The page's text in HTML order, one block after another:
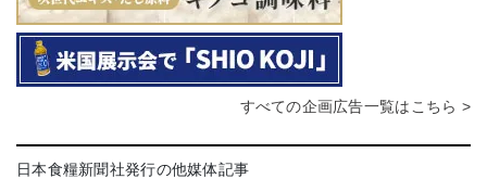
すべての企画広告一覧はこちら >
日本食糧新聞社発行の他媒体記事